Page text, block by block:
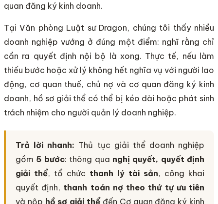
quan đăng ký kinh doanh.
Tại Văn phòng Luật sư Dragon, chúng tôi thấy nhiều
doanh nghiệp vướng ở đúng một điểm: nghĩ rằng chỉ
cần ra quyết định nội bộ là xong. Thực tế, nếu làm
thiếu bước hoặc xử lý không hết nghĩa vụ với người lao
động, cơ quan thuế, chủ nợ và cơ quan đăng ký kinh
doanh, hồ sơ giải thể có thể bị kéo dài hoặc phát sinh
trách nhiệm cho người quản lý doanh nghiệp.
Trả lời nhanh: Thủ tục giải thể doanh nghiệp
gồm 5 bước: thông qua nghị quyết, quyết định
giải thể, tổ chức thanh lý tài sản, công khai
quyết định, thanh toán nợ theo thứ tự ưu tiên
và nộp hồ sơ giải thểđến Cơ quan đăng ký kinh